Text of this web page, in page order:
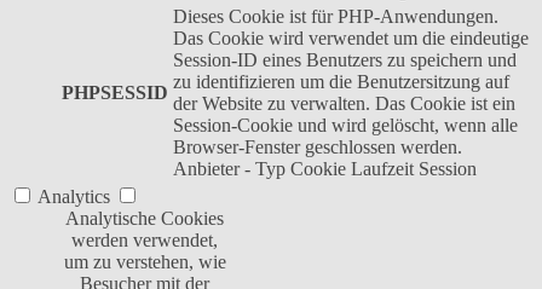
PHPSESSID
Dieses Cookie ist für PHP-Anwendungen.
Das Cookie wird verwendet um die eindeutige
Session-ID eines Benutzers zu speichern und
zu identifizieren um die Benutzersitzung auf
der Website zu verwalten. Das Cookie ist ein
Session-Cookie und wird gelöscht, wenn alle
Browser-Fenster geschlossen werden.
Anbieter - Typ Cookie Laufzeit Session
Analytics
Analytische Cookies
werden verwendet,
um zu verstehen, wie
Besucher mit der